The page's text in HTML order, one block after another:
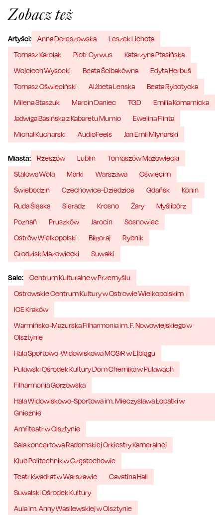
Zobacz też
Artyści: Anna Dereszowska
Leszek Lichota
Tomasz Karolak
Piotr Cyrwus
Katarzyna Ptasińska
Wojciech Wysocki
Beata Ścibakówna
Edyta Herbuś
Tomasz Oświeciński
Alżbeta Lenska
Beata Rybotycka
Milena Staszuk
Marcin Daniec TGD
Emilia Komarnicka
Jadwiga Basińska z Kabaretu Mumio
Ewelina Flinta
Michał Kucharski
AudioFeels Jan Emil Młynarski
Miasta: Rzeszów Lublin
Tomaszów Mazowiecki
Stalowa Wola
Marki Warszawa
Oświęcim
Świebodzin
Czechowice-Dziedzice Gdańsk
Konin
Ruda Śląska
Sieradz Krosno Żary
Myślibórz
Poznań
Pruszków Jarocin
Sosnowiec
Ostrów Wielkopolski
Biłgoraj
Rybnik
Grodzisk Mazowiecki
Suwałki
Sale:
Centrum Kulturalne w Przemyślu
Ostrowskie Centrum Kultury w Ostrowie Wielkopolskim
ICE Kraków
Warmińsko-Mazurska Filharmonia im. F. Nowowiejskiego w
Olsztynie
Hala Sportowo-Widowiskowa MOSiR w Elblągu
Puławski Ośrodek Kultury Dom Chemika w Puławach
Filharmonia Gorzowska
Hala Widowiskowo-Sportowa im. Mieczysława Łopatki w
Gnieźnie
Amfiteatr w Olsztynie
Sala koncertowa Radomskiej Orkiestry Kameralnej
Klub Politechnik w Częstochowie
Teatr Kwadrat w Warszawie
Cavatina Hall
Suwalski Ośrodek Kultury
Aula im. Anny Wasilewskiej w Olsztynie